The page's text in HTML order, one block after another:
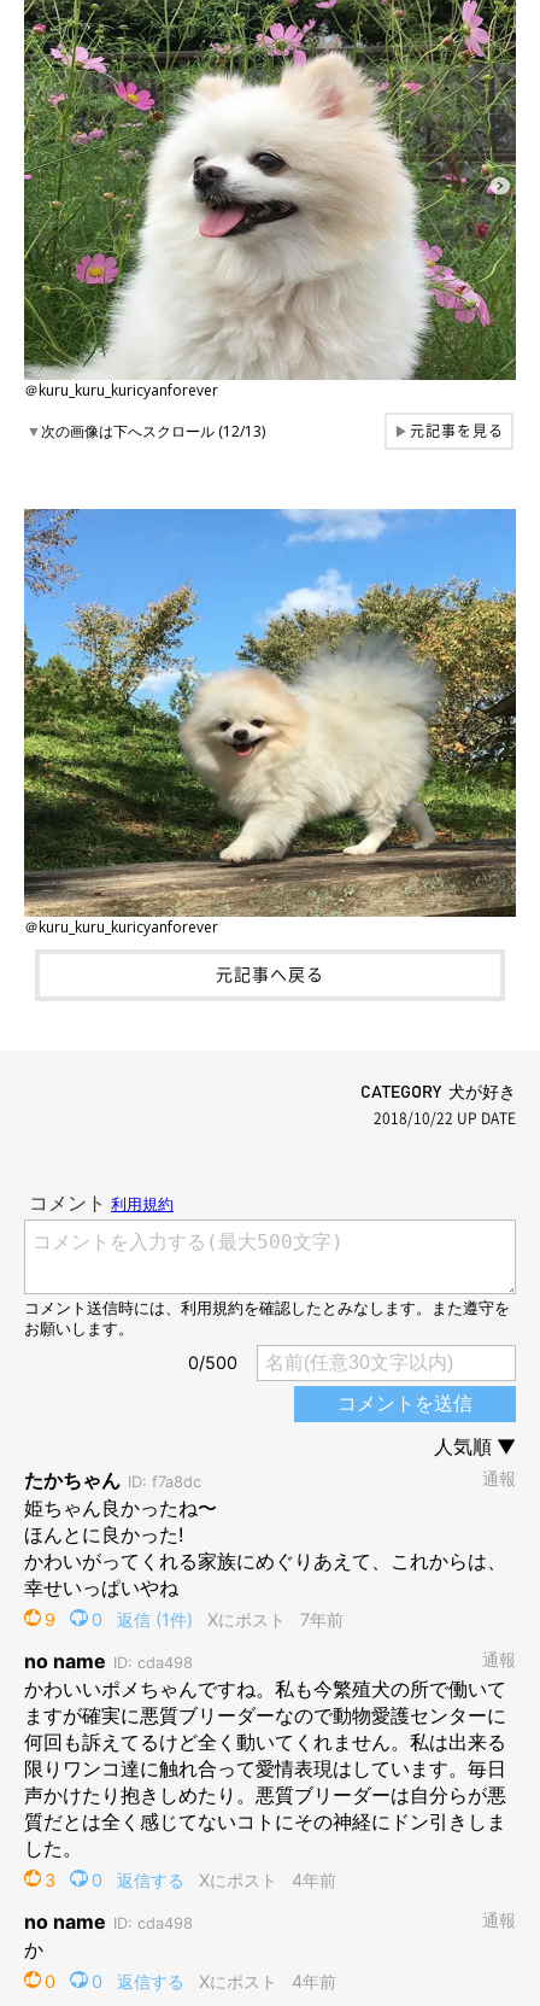
＠kuru_kuru_kuricyanforever
▼次の画像は下へスクロール (12/13) ▶元記事を見る
＠kuru_kuru_kuricyanforever
元記事へ戻る
CATEGORY 犬が好き
2018/10/22 UP DATE